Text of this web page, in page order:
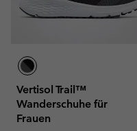
Vertisol Trail™
Wanderschuhe für
Frauen